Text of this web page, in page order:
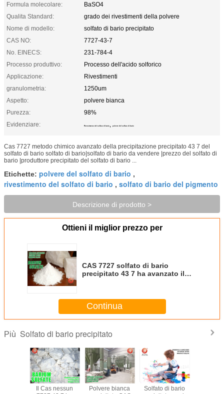
Formula molecolare:
BaSO4
Qualita Standard:
grado dei rivestimenti della polvere
Nome di modello:
solfato di bario precipitato
CAS NO:
7727-43-7
No. EINECS:
231-784-4
Processo produttivo:
Processo dell'acido solforico
Applicazione:
Rivestimenti
granulometria:
1250um
Aspetto:
polvere bianca
Purezza:
98%
Evidenziare:
Rivestimento del solfato di bario , polvere del solfato di bario
Cas 7727 metodo chimico avanzato della precipitazione precipitato 43 7 del
solfato di bario solfato di bario|solfato di bario da vendere |prezzo del solfato di
bario |produttore precipitato del solfato di bario ...
Etichette: polvere del solfato di bario ,
rivestimento del solfato di bario , solfato di bario del pigmento
Descrizione di prodotto >
Ottieni il miglior prezzo per
CAS 7727 solfato di bario
precipitato 43 7 ha avanzato il
Continua
Più Solfato di bario precipitato
Il Cas nessun
Polvere bianca
Solfato di bario